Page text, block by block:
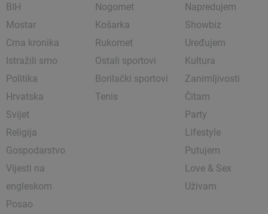
BIH
Mostar
Crna kronika
Istražili smo
Politika
Hrvatska
Svijet
Religija
Gospodarstvo
Vijesti na
engleskom
Posao
Nogomet
Košarka
Rukomet
Ostali sportovi
Borilački sportovi
Tenis
Napredujem
Showbiz
Uređujem
Kultura
Zanimljivosti
Čitam
Party
Lifestyle
Putujem
Love & Sex
Uživam